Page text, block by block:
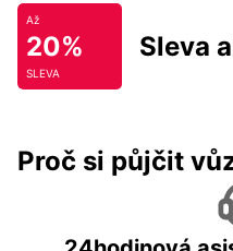
Až
20%
SLEVA
Sleva
Proč si půjčit